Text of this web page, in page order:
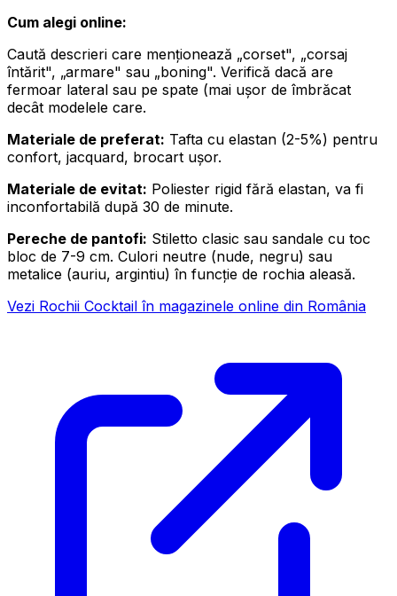
Cum alegi online:
Caută descrieri care menționează „corset", „corsaj
întărit", „armare" sau „boning". Verifică dacă are
fermoar lateral sau pe spate (mai ușor de îmbrăcat
decât modelele care.
Materiale de preferat: Tafta cu elastan (2-5%) pentru
confort, jacquard, brocart ușor.
Materiale de evitat: Poliester rigid fără elastan, va fi
inconfortabilă după 30 de minute.
Pereche de pantofi: Stiletto clasic sau sandale cu toc
bloc de 7-9 cm. Culori neutre (nude, negru) sau
metalice (auriu, argintiu) în funcție de rochia aleasă.
Vezi Rochii Cocktail în magazinele online din România